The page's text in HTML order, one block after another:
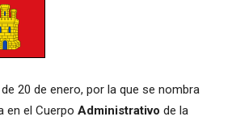
de 20 de enero, por la que se nombra
en el Cuerpo Administrativo de la